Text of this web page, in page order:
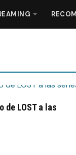
de LOST a las